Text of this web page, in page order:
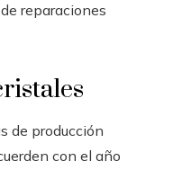
reparaciones
de producción
con el año